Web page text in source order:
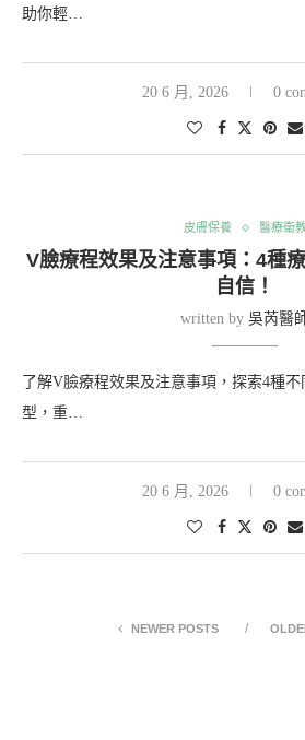
助你輕…
20 6 月, 2026 0
皮膚保養 醫療衛
V臉療程效果及注意事項：4種
自信！
written by 吳芮醫
了解V臉療程效果及注意事項，探索4種
型，重…
20 6 月, 2026 0
NEWER POSTS